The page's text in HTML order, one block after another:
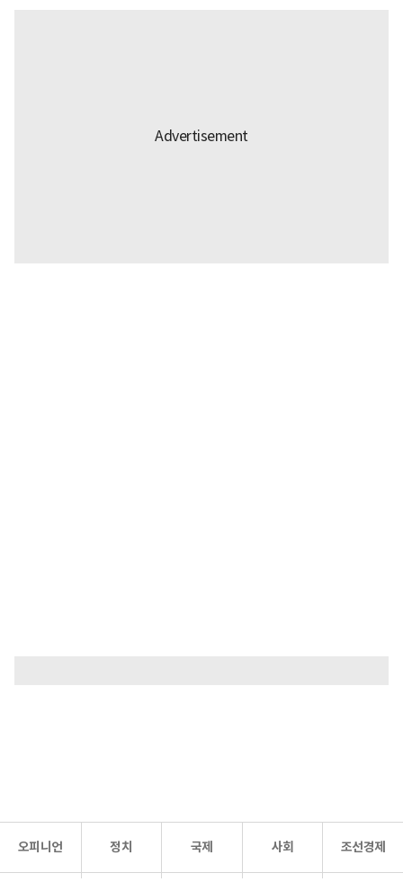
오피니언 정치 국제 사회 조선경제